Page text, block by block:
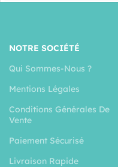
NOTRE SOCIÉTÉ
Qui Sommes-Nous ?
Mentions Légales
Conditions Générales De
Vente
Paiement Sécurisé
Livraison Rapide